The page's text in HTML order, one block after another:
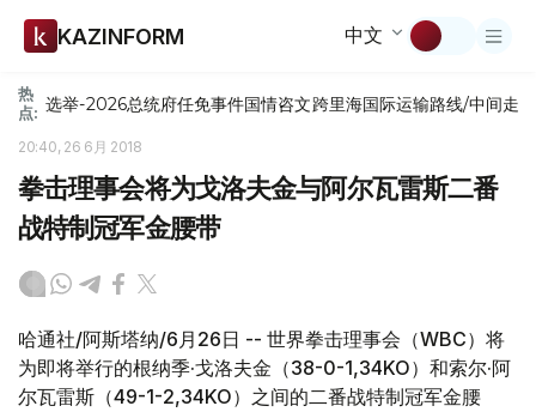
KAZINFORM 中文
热
点: 选举-2026总统府任免事件国情咨文跨里海国际运输路线/中间走廊
20:40, 26 6月 2018
拳击理事会将为戈洛夫金与阿尔瓦雷斯二番
战特制冠军金腰带
哈通社/阿斯塔纳/6月26日 -- 世界拳击理事会（WBC）将
为即将举行的根纳季·戈洛夫金（38-0-1,34KO）和索尔·阿
尔瓦雷斯（49-1-2,34KO）之间的二番战特制冠军金腰